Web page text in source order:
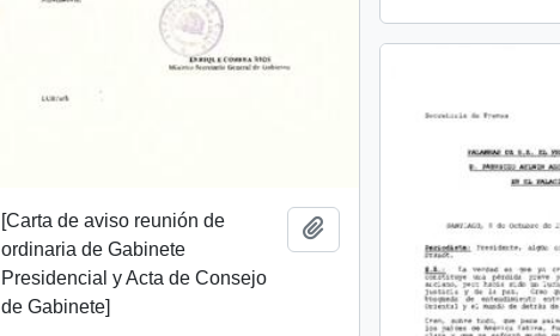
[Carta de aviso reunión de
ordinaria de Gabinete
Presidencial y Acta de Consejo
de Gabinete]
Añadir al portapapeles